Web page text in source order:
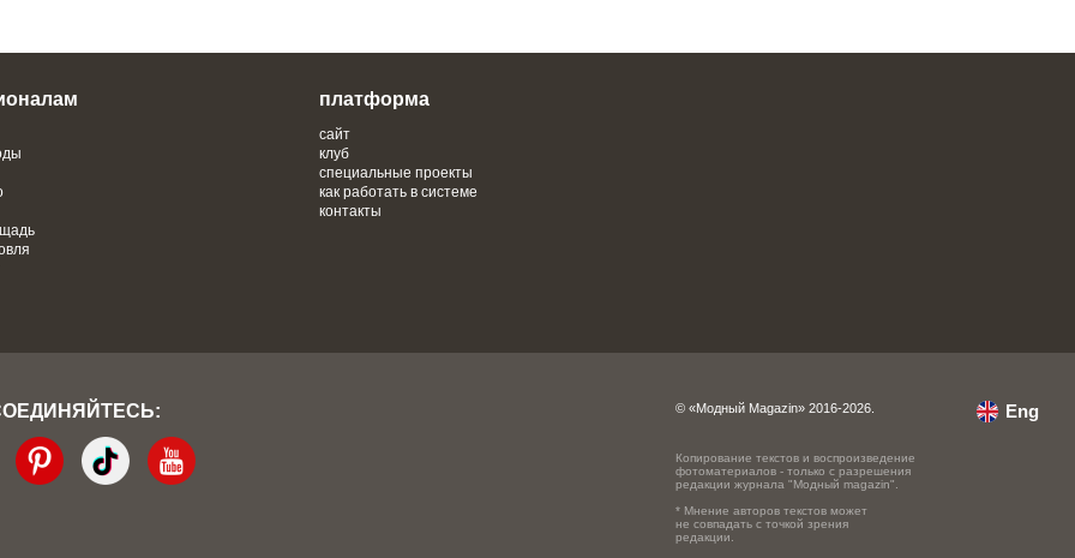
платформа
сайт
клуб
специальные проекты
как работать в системе
контакты
© «Модный Magazin» 2016-2026.
Копирование текстов и воспроизведение
фотоматериалов - только с разрешения
редакции журнала "Модный magazin".
* Мнение авторов текстов может
не совпадать с точкой зрения
редакции.
Eng